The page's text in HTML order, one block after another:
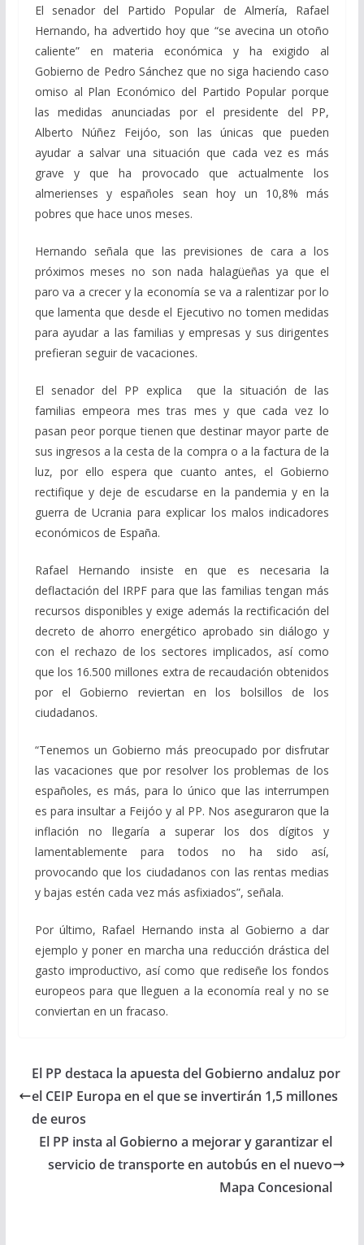
El senador del Partido Popular de Almería, Rafael
Hernando, ha advertido hoy que “se avecina un otoño
caliente” en materia económica y ha exigido al
Gobierno de Pedro Sánchez que no siga haciendo caso
omiso al Plan Económico del Partido Popular porque
las medidas anunciadas por el presidente del PP,
Alberto Núñez Feijóo, son las únicas que pueden
ayudar a salvar una situación que cada vez es más
grave y que ha provocado que actualmente los
almerienses y españoles sean hoy un 10,8% más
pobres que hace unos meses.
Hernando señala que las previsiones de cara a los
próximos meses no son nada halagüeñas ya que el
paro va a crecer y la economía se va a ralentizar por lo
que lamenta que desde el Ejecutivo no tomen medidas
para ayudar a las familias y empresas y sus dirigentes
prefieran seguir de vacaciones.
El senador del PP explica que la situación de las
familias empeora mes tras mes y que cada vez lo
pasan peor porque tienen que destinar mayor parte de
sus ingresos a la cesta de la compra o a la factura de la
luz, por ello espera que cuanto antes, el Gobierno
rectifique y deje de escudarse en la pandemia y en la
guerra de Ucrania para explicar los malos indicadores
económicos de España.
Rafael Hernando insiste en que es necesaria la
deflactación del IRPF para que las familias tengan más
recursos disponibles y exige además la rectificación del
decreto de ahorro energético aprobado sin diálogo y
con el rechazo de los sectores implicados, así como
que los 16.500 millones extra de recaudación obtenidos
por el Gobierno reviertan en los bolsillos de los
ciudadanos.
“Tenemos un Gobierno más preocupado por disfrutar
las vacaciones que por resolver los problemas de los
españoles, es más, para lo único que las interrumpen
es para insultar a Feijóo y al PP. Nos aseguraron que la
inflación no llegaría a superar los dos dígitos y
lamentablemente para todos no ha sido así,
provocando que los ciudadanos con las rentas medias
y bajas estén cada vez más asfixiados”, señala.
Por último, Rafael Hernando insta al Gobierno a dar
ejemplo y poner en marcha una reducción drástica del
gasto improductivo, así como que rediseñe los fondos
europeos para que lleguen a la economía real y no se
conviertan en un fracaso.
El PP destaca la apuesta del Gobierno andaluz por
el CEIP Europa en el que se invertirán 1,5 millones
de euros
El PP insta al Gobierno a mejorar y garantizar el
servicio de transporte en autobús en el nuevo
Mapa Concesional